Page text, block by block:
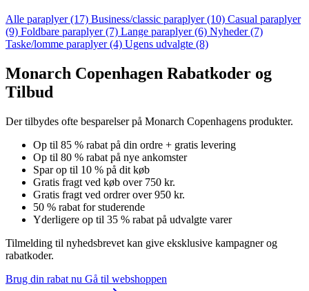
Alle paraplyer(17) Business/classic paraplyer(10) Casual paraplyer
(9) Foldbare paraplyer(7) Lange paraplyer(6) Nyheder(7)
Taske/lomme paraplyer(4) Ugens udvalgte (8)
Monarch Copenhagen Rabatkoder og
Tilbud
Der tilbydes ofte besparelser på Monarch Copenhagens produkter.
Op til 85 % rabat på din ordre + gratis levering
Op til 80 % rabat på nye ankomster
Spar op til 10 % på dit køb
Gratis fragt ved køb over 750 kr.
Gratis fragt ved ordrer over 950 kr.
50 % rabat for studerende
Yderligere op til 35 % rabat på udvalgte varer
Tilmelding til nyhedsbrevet kan give eksklusive kampagner og
rabatkoder.
Brug din rabat nu Gå til webshoppen